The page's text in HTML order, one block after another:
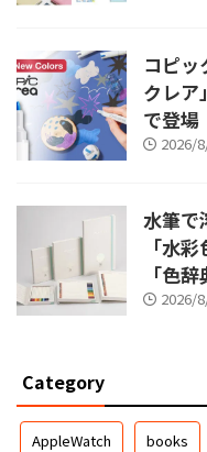
コピッ
クレア
で登場
2026/
水筆で
「水
「色
2026/
Category
AppleWatch books